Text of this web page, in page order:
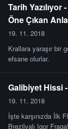
Tarih
Öne Çıkan
19. 11. 2018
Krallara yaraşır bir
efsane olurlar.
Galibiyet Hissi
19. 11. 2018
İşte karşınızda İlk
Brezilyalı Igor Fraga!